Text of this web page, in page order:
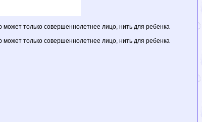
может только совершеннолетнее лицо, нить для ребенка
может только совершеннолетнее лицо, нить для ребенка